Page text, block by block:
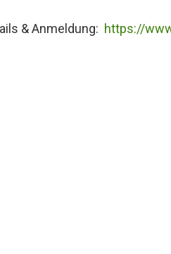
& Anmeldung: https://